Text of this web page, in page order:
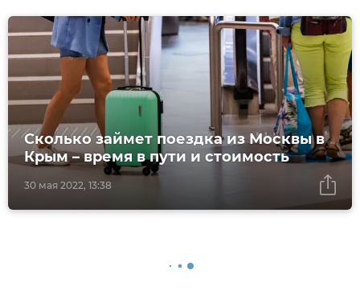
30 мая 2022, 13:38
Сколько займет поездка из Москвы в
Крым – время в пути и стоимость